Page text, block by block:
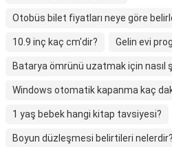
Otobüs bilet fiyatları neye göre
10.9 inç kaç cm'dir? Gelin evi
Batarya ömrünü uzatmak için nasıl
Windows otomatik kapanma kaç
1 yaş bebek hangi kitap tavsiyesi?
Boyun düzleşmesi belirtileri nelerdir?